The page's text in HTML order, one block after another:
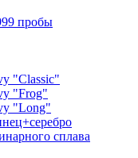
пробы
"Classic"
"Frog"
"Long"
сплава